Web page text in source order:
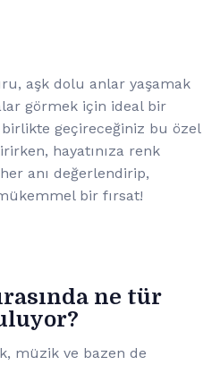
aşk dolu anlar yaşamak
görmek için ideal bir
geçireceğiniz bu özel
hayatınıza renk
anı değerlendirip,
bir fırsat!
ne tür
müzik ve bazen de